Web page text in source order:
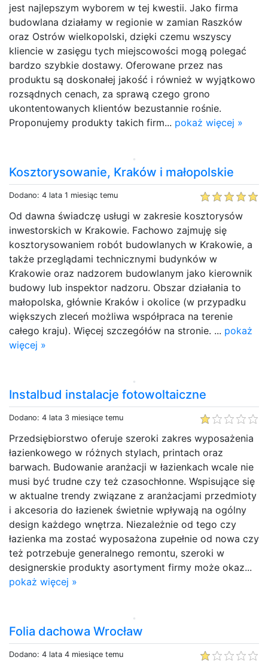
jest najlepszym wyborem w tej kwestii. Jako firma
budowlana działamy w regionie w zamian Raszków
oraz Ostrów wielkopolski, dzięki czemu wszyscy
kliencie w zasięgu tych miejscowości mogą polegać
bardzo szybkie dostawy. Oferowane przez nas
produktu są doskonałej jakość i również w wyjątkowo
rozsądnych cenach, za sprawą czego grono
ukontentowanych klientów bezustannie rośnie.
Proponujemy produkty takich firm... pokaż więcej »
Kosztorysowanie, Kraków i małopolskie
Dodano: 4 lata 1 miesiąc temu
Od dawna świadczę usługi w zakresie kosztorysów
inwestorskich w Krakowie. Fachowo zajmuję się
kosztorysowaniem robót budowlanych w Krakowie, a
także przeglądami technicznymi budynków w
Krakowie oraz nadzorem budowlanym jako kierownik
budowy lub inspektor nadzoru. Obszar działania to
małopolska, głównie Kraków i okolice (w przypadku
większych zleceń możliwa współpraca na terenie
całego kraju). Więcej szczegółów na stronie. ... pokaż
więcej »
Instalbud instalacje fotowoltaiczne
Dodano: 4 lata 3 miesiące temu
Przedsiębiorstwo oferuje szeroki zakres wyposażenia
łazienkowego w różnych stylach, printach oraz
barwach. Budowanie aranżacji w łazienkach wcale nie
musi być trudne czy też czasochłonne. Wspisujące się
w aktualne trendy związane z aranżacjami przedmioty
i akcesoria do łazienek świetnie wpływają na ogólny
design każdego wnętrza. Niezależnie od tego czy
łazienka ma zostać wyposażona zupełnie od nowa czy
też potrzebuje generalnego remontu, szeroki w
designerskie produkty asortyment firmy może okaz...
pokaż więcej »
Folia dachowa Wrocław
Dodano: 4 lata 4 miesiące temu